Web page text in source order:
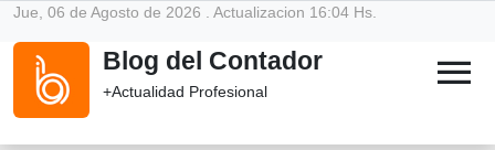
Jue, 06 de Agosto de 2026 . Actualizacion 16:04 Hs.
Blog del Contador
+Actualidad Profesional menu